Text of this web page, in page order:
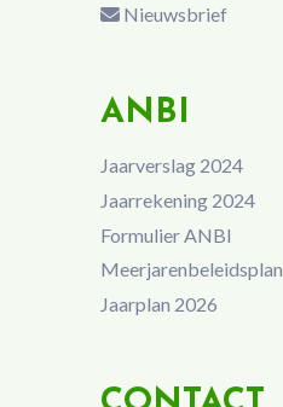
Nieuwsbrief
ANBI
Jaarverslag 2024
Jaarrekening 2024
Formulier ANBI
Meerjarenbeleidsplan
Jaarplan 2026